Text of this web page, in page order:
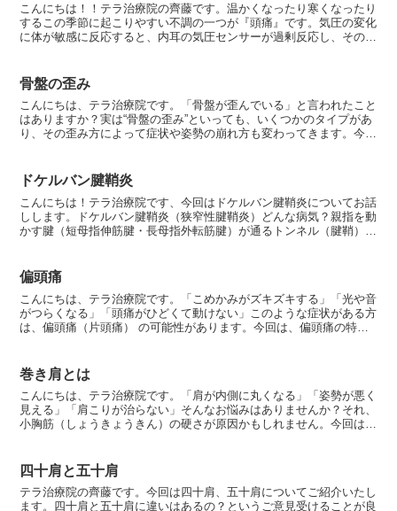
こんにちは！！テラ治療院の齊藤です。温かくなったり寒くなったり
するこの季節に起こりやすい不調の一つが『頭痛』です。気圧の変化
に体が敏感に反応すると、内耳の気圧センサーが過剰反応し、その情
いった事が原因で頭痛を抱える方が多くなる時期です、実際にここ数
日、頭痛を感じる方々が多くいらっしゃいます。このような頭痛には
とにかく日ごろからの予防、対策が大切です！日常で出来る予防とし
て・自律神経を整える:規則正しい生活、十分な睡眠、適度な運動な
どを心がけましょう。 ・痛み日記をつける:天気、気圧、体調の変化
る:耳の後ろの「完骨」という耳の後ろの出っ張った骨の1㎝下にある
良くなり、頭痛が緩和されることがあります。・休息:症状が出てい
るときは、無理をせずに体を休めましょう。是非こちらを参考までに
行ってみてください。ただ、一刻も早く頭痛を何とかしたい！そんな
ね。頭痛の状態によって対応も変わってくるので中々判断が難しい事
が多いです、ご自身の判断だけじゃなく身体の痛みの専門家に是非お
任せください。それでは、皆様くれぐれもこの季節の頭痛に気を付け
ていきましょう。
骨盤の歪み
こんにちは、テラ治療院です。「骨盤が歪んでいる」と言われたこと
はありますか？実は“骨盤の歪み”といっても、いくつかのタイプがあ
り、その歪み方によって症状や姿勢の崩れ方も変わってきます。今回
ドケルバン腱鞘炎
こんにちは！テラ治療院です、今回はドケルバン腱鞘炎についてお話
しします。ドケルバン腱鞘炎（狭窄性腱鞘炎）どんな病気？親指を動
かす腱（短母指伸筋腱・長母指外転筋腱）が通るトンネル（腱鞘）が
偏頭痛
こんにちは、テラ治療院です。「こめかみがズキズキする」「光や音
がつらくなる」「頭痛がひどくて動けない」このような症状がある方
は、偏頭痛（片頭痛） の可能性があります。今回は、偏頭痛の特徴
巻き肩とは
こんにちは、テラ治療院です。「肩が内側に丸くなる」「姿勢が悪く
見える」「肩こりが治らない」そんなお悩みはありませんか？それ、
小胸筋（しょうきょうきん）の硬さが原因かもしれません。今回は、
四十肩と五十肩
テラ治療院の齊藤です。今回は四十肩、五十肩についてご紹介いたし
ます。四十肩と五十肩に違いはあるの？というご意見受けることが良